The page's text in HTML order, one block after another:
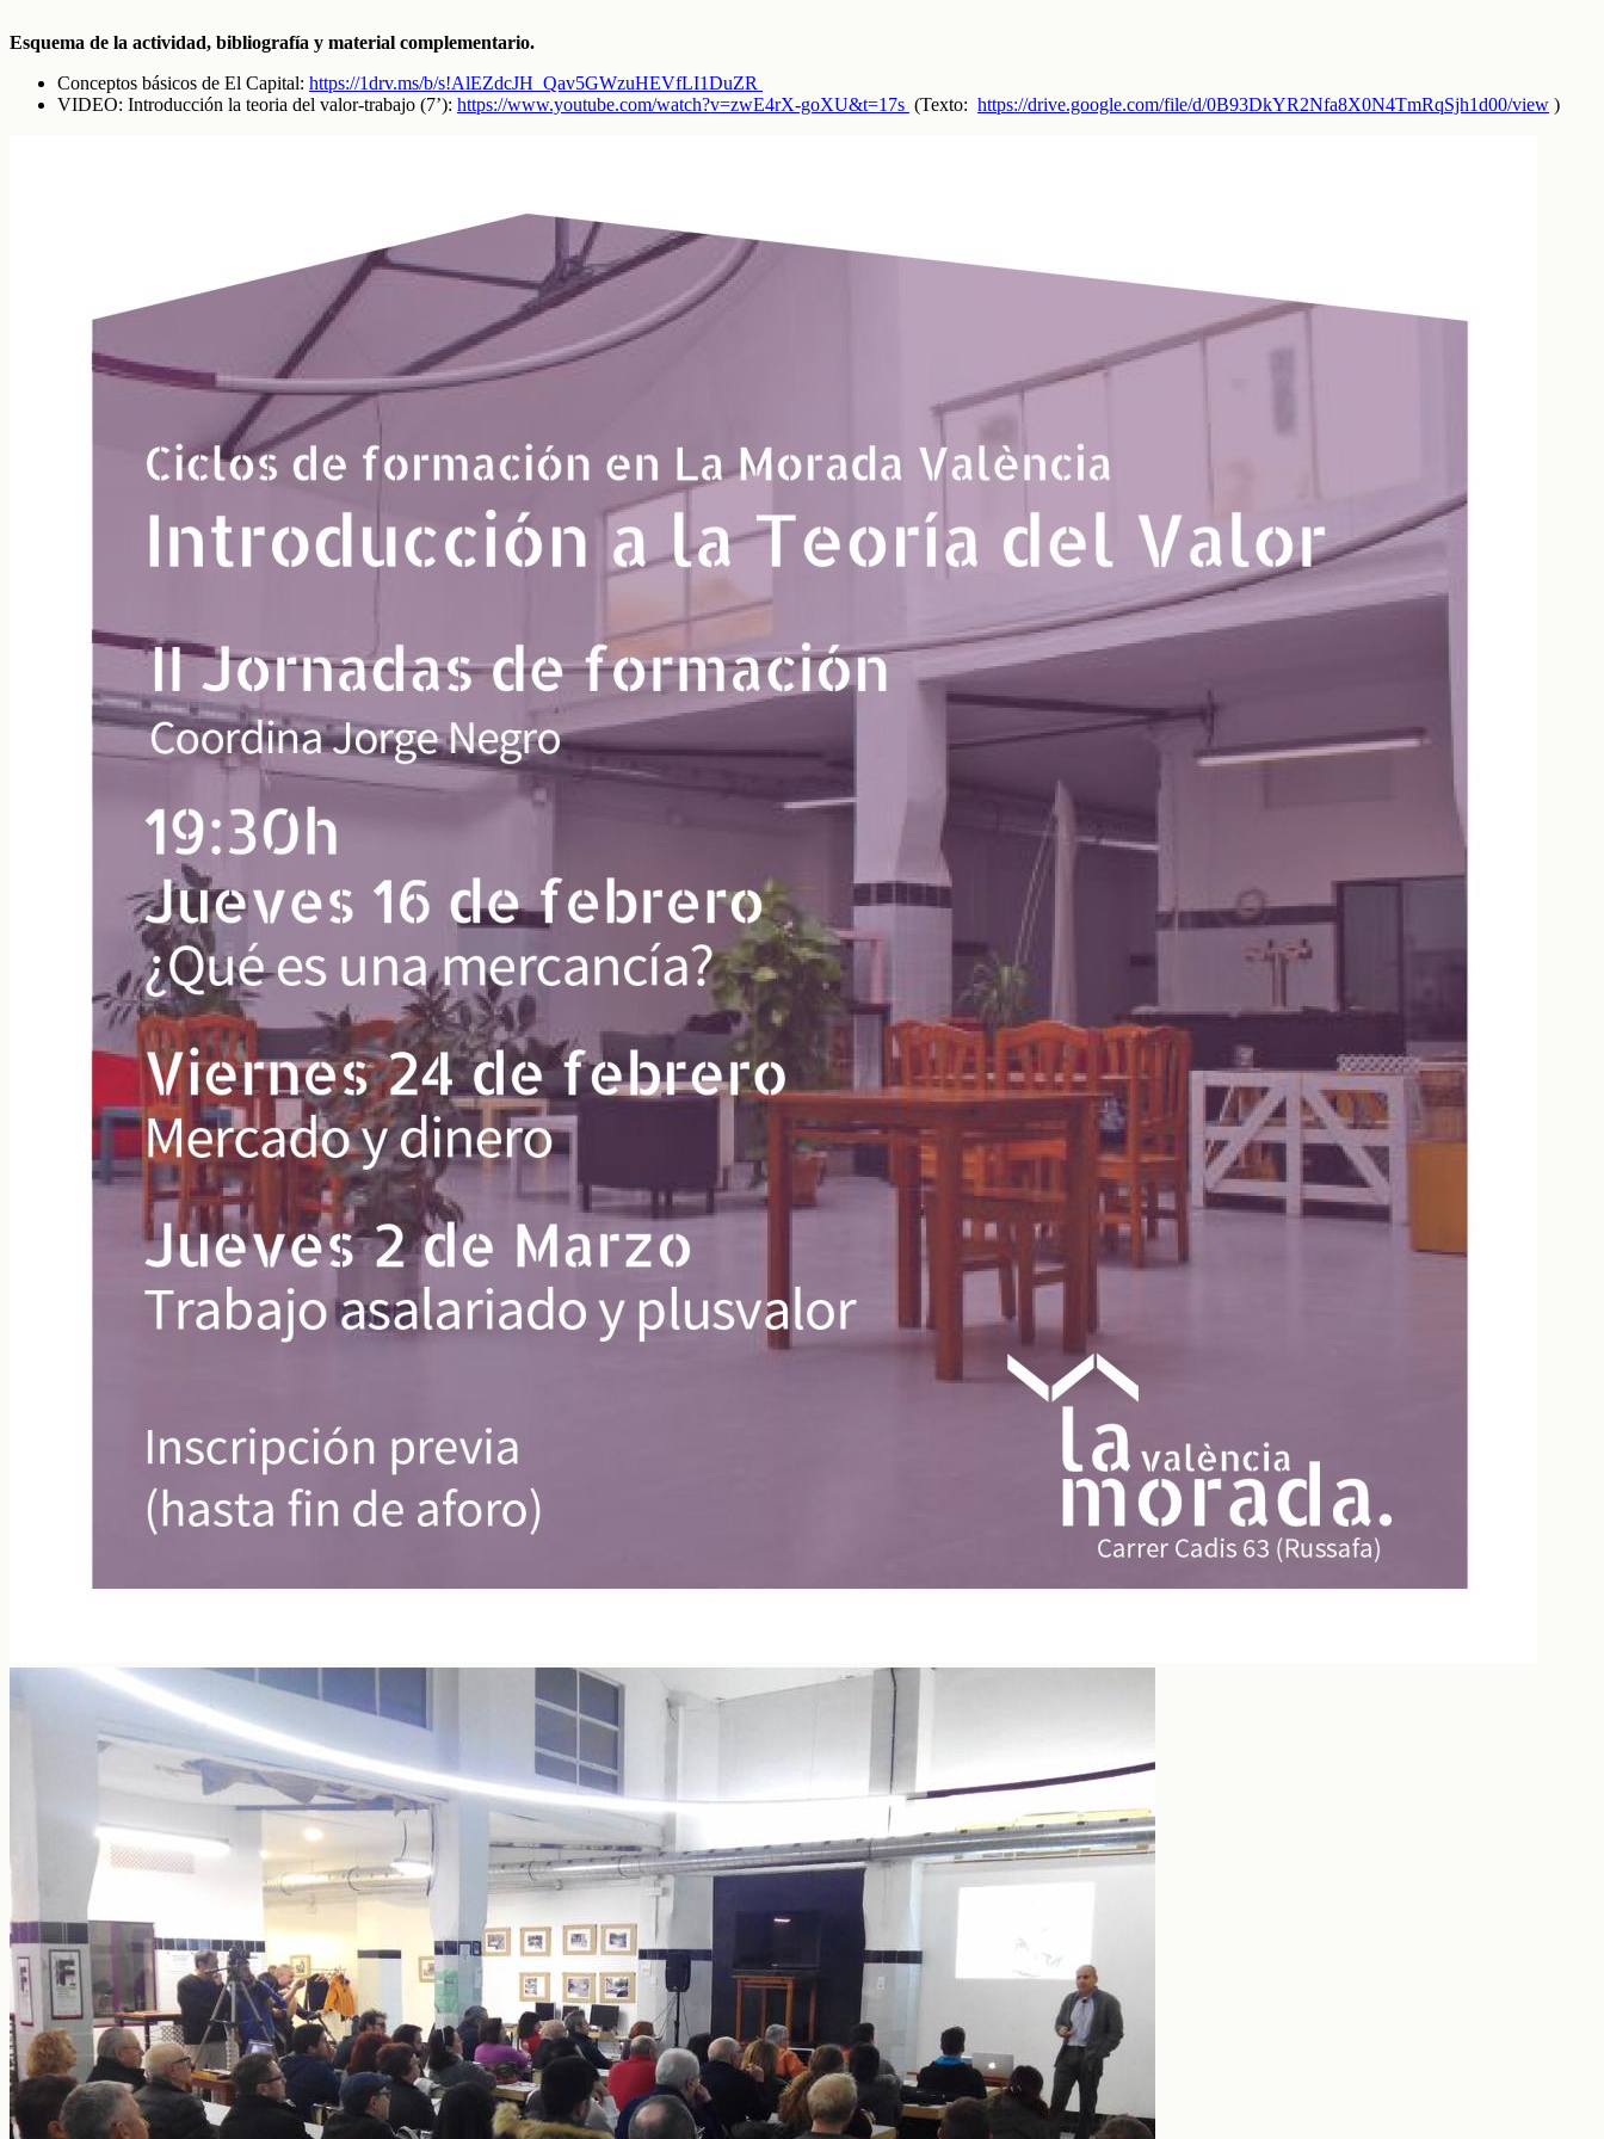
Esquema de la actividad, bibliografía y material complementario.
Conceptos básicos de El Capital: https://1drv.ms/b/s!AlEZdcJH_Qav5GWzuHEVfLI1DuZR
VIDEO: Introducción la teoria del valor-trabajo (7’): https://www.youtube.com/watch?v=zwE4rX-goXU&t=17s (Texto: https://drive.google.com/file/d/0B93DkYR2Nfa8X0N4TmRqSjh1d00/view )